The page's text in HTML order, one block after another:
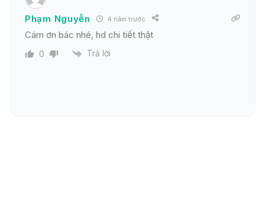
Phạm Nguyễn 4 năm trước
Cám ơn bác nhé, hd chi tiết thật
0 Trả lời